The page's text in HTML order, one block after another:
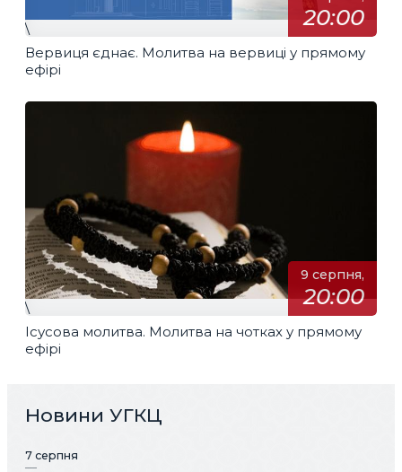
20:00
\
Вервиця єднає. Молитва на вервиці у прямому
ефірі
9 серпня,
20:00
\
Ісусова молитва. Молитва на чотках у прямому
ефірі
Новини УГКЦ
7 серпня